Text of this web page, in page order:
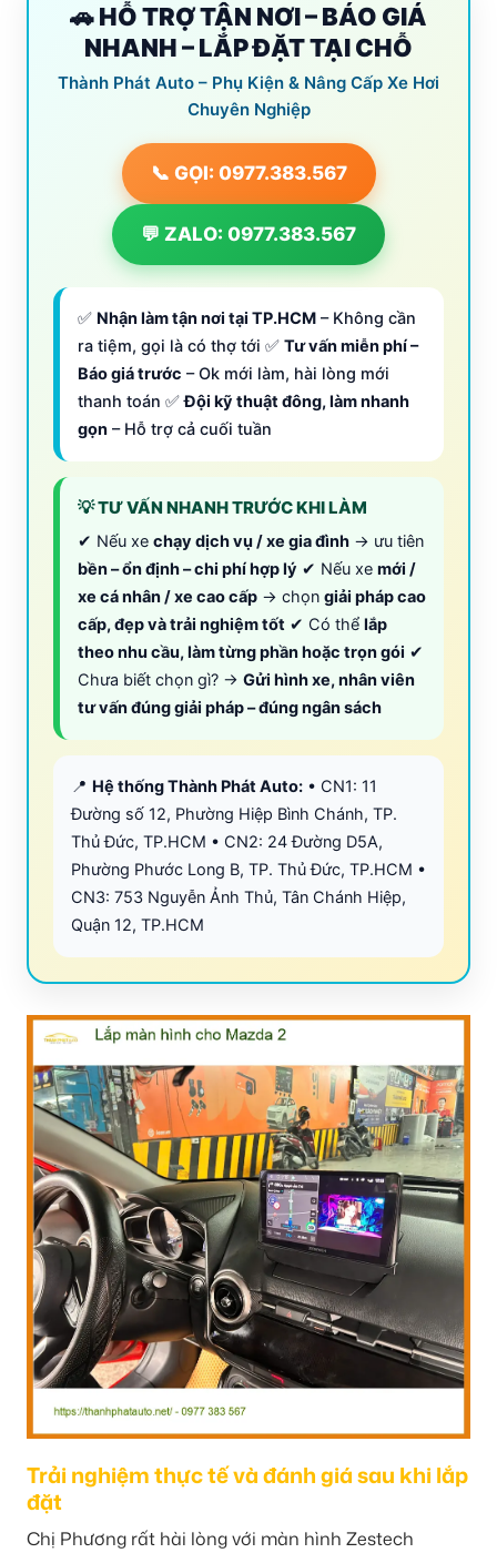
🚗 HỖ TRỢ TẬN NƠI – BÁO GIÁ
NHANH – LẮP ĐẶT TẠI CHỖ
Thành Phát Auto – Phụ Kiện & Nâng Cấp Xe Hơi
Chuyên Nghiệp
📞 GỌI: 0977.383.567
💬 ZALO: 0977.383.567
✅ Nhận làm tận nơi tại TP.HCM – Không cần
ra tiệm, gọi là có thợ tới ✅ Tư vấn miễn phí –
Báo giá trước – Ok mới làm, hài lòng mới
thanh toán ✅Đội kỹ thuật đông, làm nhanh
gọn – Hỗ trợ cả cuối tuần
💡 TƯ VẤN NHANH TRƯỚC KHI LÀM
✔ Nếu xe chạy dịch vụ / xe gia đình → ưu tiên
bền – ổn định – chi phí hợp lý ✔ Nếu xe mới /
xe cá nhân / xe cao cấp → chọn giải pháp cao
cấp, đẹp và trải nghiệm tốt ✔ Có thể lắp
theo nhu cầu, làm từng phần hoặc trọn gói ✔
Chưa biết chọn gì? → Gửi hình xe, nhân viên
tư vấn đúng giải pháp – đúng ngân sách
📍 Hệ thống Thành Phát Auto: • CN1: 11
Đường số 12, Phường Hiệp Bình Chánh, TP.
Thủ Đức, TP.HCM • CN2: 24 Đường D5A,
Phường Phước Long B, TP. Thủ Đức, TP.HCM •
CN3: 753 Nguyễn Ảnh Thủ, Tân Chánh Hiệp,
Quận 12, TP.HCM
Trải nghiệm thực tế và đánh giá sau khi lắp
đặt
Chị Phương rất hài lòng với màn hình Zestech